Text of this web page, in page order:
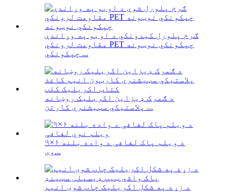
ګرم پلورل کیدونکي د اوبو په وړاندې
مقاومت لرونکي PET چپکونکي نوټونه
چپکونکي ...
د ګمرک ډیزاین اکریلیک روښانه
پلاستيکي سټیشنري کارتن ...
د ویلم پاک لفافې د واده بلنه ۶×۹
وی...
د زړه په شکل اکریلیک چاپ شوی انیم